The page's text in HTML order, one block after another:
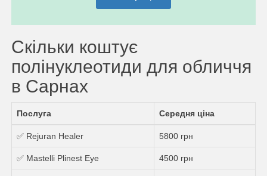
Скільки коштує
полінуклеотиди для обличчя
в Сарнах
Послуга Середня ціна
✅ Rejuran Healer 5800 грн
✅ Mastelli Plinest Eye 4500 грн